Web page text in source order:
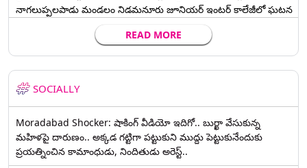
నాగలుప్పలపాడు మండలం నిడమనూరు జూనియర్ ఇంటర్ కాలేజీలో ఘటన
READ MORE
SOCIALLY
Moradabad Shocker: షాకింగ్ వీడియో ఇదిగో.. బుర్ఖా వేసుకున్న
మహిళపై దారుణం.. అక్కడ గట్టిగా పట్టుకుని ముద్దు పెట్టుకునేందుకు
ప్రయత్నించిన కామాంధుడు, నిందితుడు అరెస్ట్..